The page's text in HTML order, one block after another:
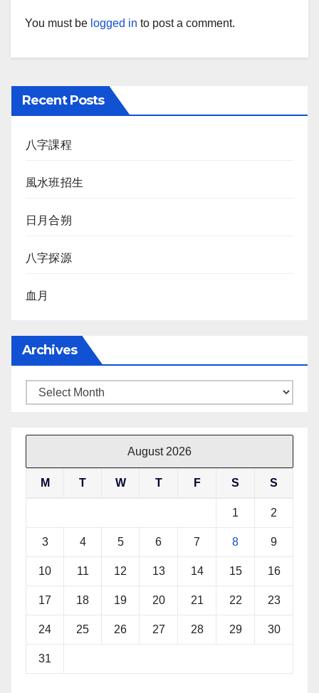
You must be logged in to post a comment.
Recent Posts
八字課程
風水班招生
日月合朔
八字探源
血月
Archives
Archives
August 2026
M T W T F S S
1 2
3 4 5 6 7 8 9
10 11 12 13 14 15 16
17 18 19 20 21 22 23
24 25 26 27 28 29 30
31